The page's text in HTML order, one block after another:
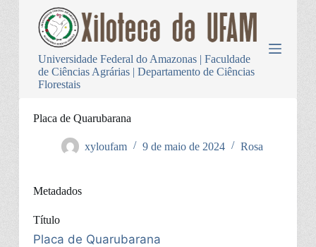
Universidade Federal do Amazonas | Faculdade
de Ciências Agrárias | Departamento de Ciências
Florestais
Placa de Quarubarana
xyloufam 9 de maio de 2024 Rosa
Metadados
Título
Placa de Quarubarana